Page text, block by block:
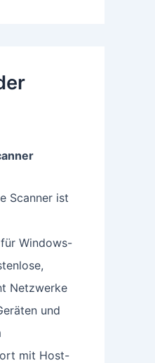
Scanner ist
Windows-
Netzwerke
und
mit Host-